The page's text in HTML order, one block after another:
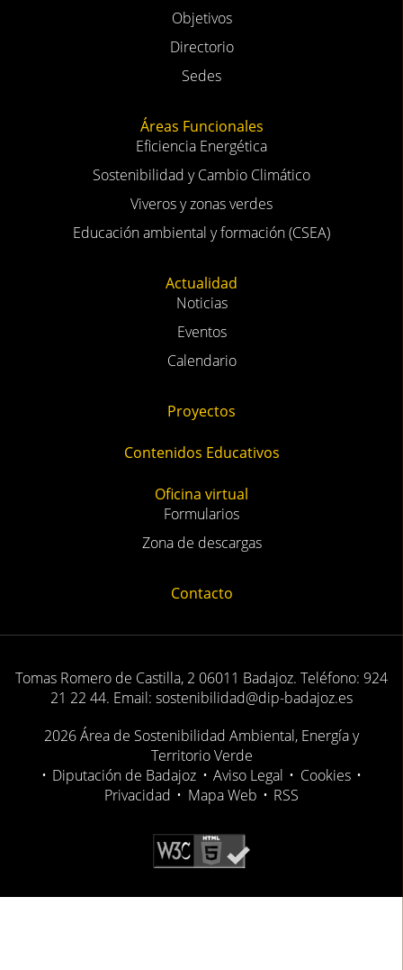
Objetivos
Directorio
Sedes
Áreas Funcionales
Eficiencia Energética
Sostenibilidad y Cambio Climático
Viveros y zonas verdes
Educación ambiental y formación (CSEA)
Actualidad
Noticias
Eventos
Calendario
Proyectos
Contenidos Educativos
Oficina virtual
Formularios
Zona de descargas
Contacto
Tomas Romero de Castilla, 2 06011 Badajoz. Teléfono: 924
21 22 44. Email: sostenibilidad@dip-badajoz.es
2026 Área de Sostenibilidad Ambiental, Energía y
Territorio Verde
• Diputación de Badajoz • Aviso Legal • Cookies •
Privacidad • Mapa Web • RSS